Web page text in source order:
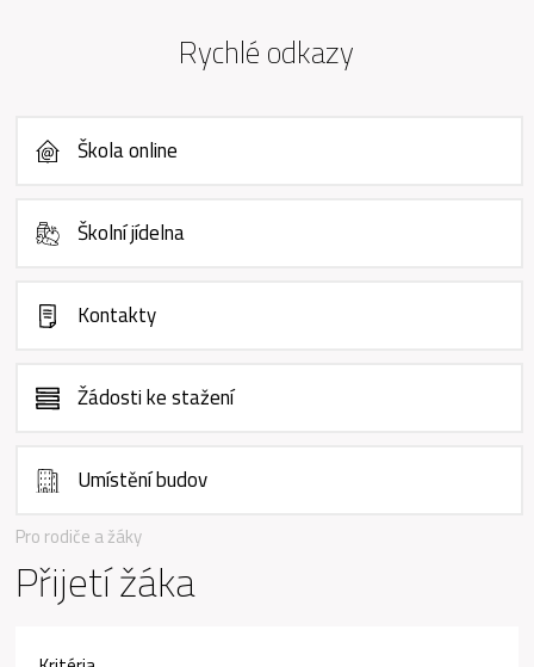
Pro rodiče a žáky
Přijetí žáka
Rychlé odkazy
Škola online
Školní jídelna
Kontakty
Žádosti ke stažení
Umístění budov